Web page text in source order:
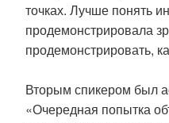
точках. Лучше понять
продемонстрировала
продемонстрировать,
Вторым спикером был
«Очередная попытка